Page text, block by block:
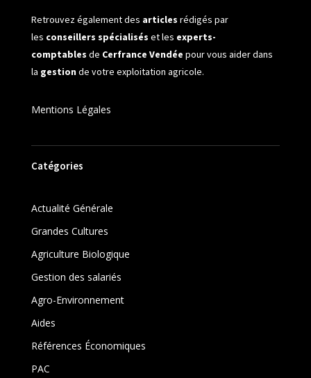
Retrouvez également des articles rédigés par
les conseillers spécialisés et les experts-
comptables de Cerfrance Vendée pour vous aider dans
la gestionde votre exploitation agricole.
Mentions Légales
Catégories
Actualité Générale
Grandes Cultures
Agriculture Biologique
Gestion des salariés
Agro-Environnement
Aides
Références Économiques
PAC